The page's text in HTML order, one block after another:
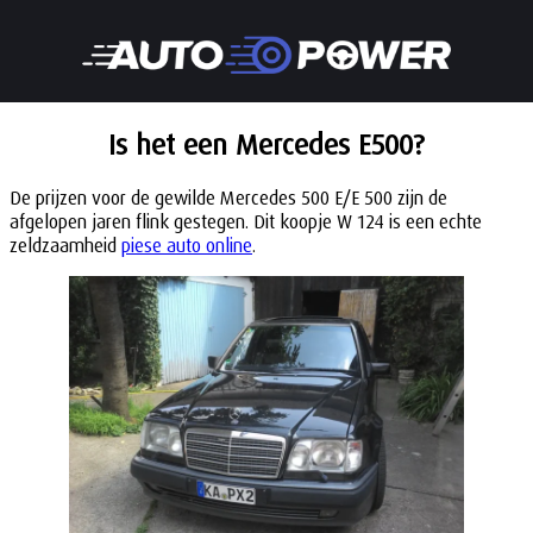
Is het een Mercedes E500?
De prijzen voor de gewilde Mercedes 500 E/E 500 zijn de
afgelopen jaren flink gestegen. Dit koopje W 124 is een echte
zeldzaamheid piese auto online.